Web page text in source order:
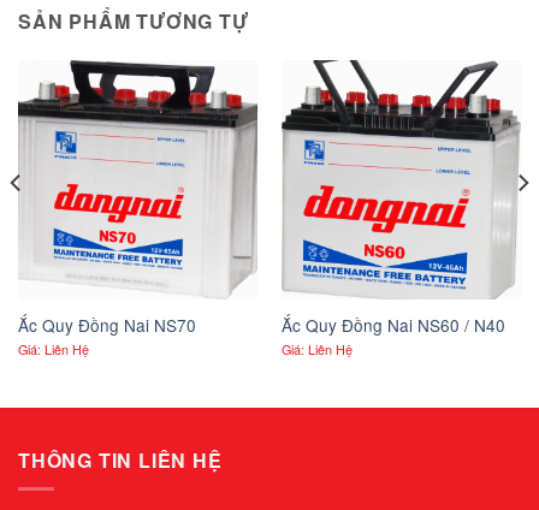
SẢN PHẨM TƯƠNG TỰ
Ắc Quy Đồng Nai NS70
Giá: Liên Hệ
Ắc Quy Đồng Nai NS60 / N40
Giá: Liên Hệ
THÔNG TIN LIÊN HỆ